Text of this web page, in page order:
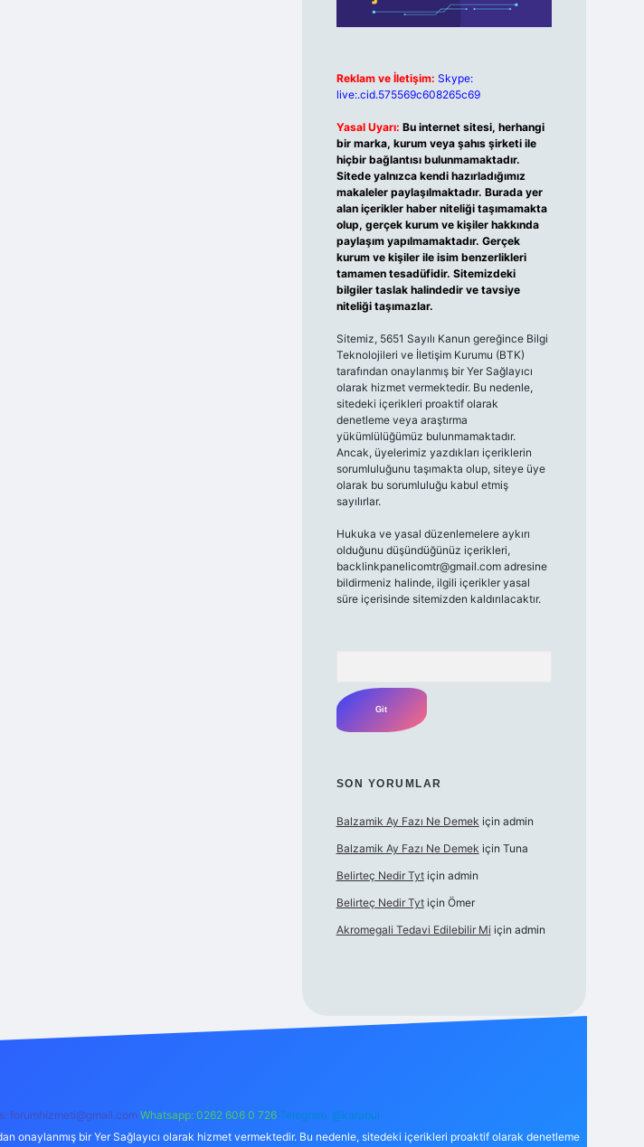
Reklam ve İletişim: Skype:
live:.cid.575569c608265c69
Yasal Uyarı: Bu internet sitesi, herhangi
bir marka, kurum veya şahıs şirketi ile
hiçbir bağlantısı bulunmamaktadır.
Sitede yalnızca kendi hazırladığımız
makaleler paylaşılmaktadır. Burada yer
alan içerikler haber niteliği taşımamakta
olup, gerçek kurum ve kişiler hakkında
paylaşım yapılmamaktadır. Gerçek
kurum ve kişiler ile isim benzerlikleri
tamamen tesadüfidir. Sitemizdeki
bilgiler taslak halindedir ve tavsiye
niteliği taşımazlar.
Sitemiz, 5651 Sayılı Kanun gereğince Bilgi
Teknolojileri ve İletişim Kurumu (BTK)
tarafından onaylanmış bir Yer Sağlayıcı
olarak hizmet vermektedir. Bu nedenle,
sitedeki içerikleri proaktif olarak
denetleme veya araştırma
yükümlülüğümüz bulunmamaktadır.
Ancak, üyelerimiz yazdıkları içeriklerin
sorumluluğunu taşımakta olup, siteye üye
olarak bu sorumluluğu kabul etmiş
sayılırlar.
Hukuka ve yasal düzenlemelere aykırı
olduğunu düşündüğünüz içerikleri,
backlinkpanelicomtr@gmail.comadresine
bildirmeniz halinde, ilgili içerikler yasal
süre içerisinde sitemizden kaldırılacaktır.
SON YORUMLAR
Balzamik Ay Fazı Ne Demek için admin
Balzamik Ay Fazı Ne Demek için Tuna
Belirteç Nedir Tytiçin admin
Belirteç Nedir Tytiçin Ömer
Akromegali Tedavi Edilebilir Mi için admin
forumhizmeti@gmail.com Whatsapp: 0262 606 0 726 Telegram: @karabul
onaylanmış bir Yer Sağlayıcı olarak hizmet vermektedir. Bu nedenle, sitedeki içerikleri proaktif olarak denetleme